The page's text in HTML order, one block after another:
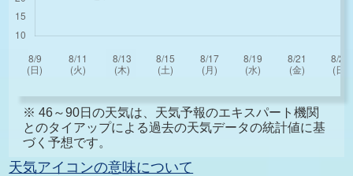
※ 46～90日の天気は、天気予報のエキスパート機関
とのタイアップによる過去の天気データの統計値に基
づく予想です。
天気アイコンの意味について